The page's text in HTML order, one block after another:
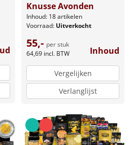
Knusse Avonden
Inhoud: 18 artikelen
Voorraad: Uitverkocht
55,- per stuk
64,69 incl. BTW Inhoud
Vergelijken
Verlanglijst